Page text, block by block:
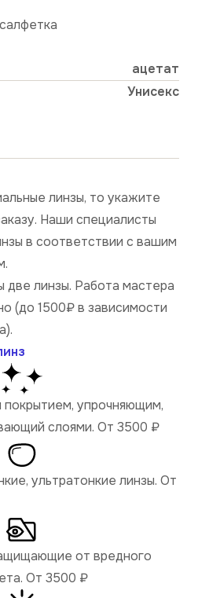
ацетат
Унисекс
линзы, то укажите
Наши специалисты
в соответствии с вашим
две линзы. Работа мастера
(до 1500₽ в зависимости
покрытием, упрочняющим,
слоями. От 3500 ₽
ультратонкие линзы. От
от вредного
От 3500 ₽